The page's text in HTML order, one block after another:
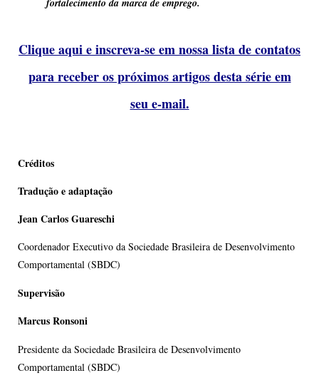
Clique aqui e inscreva-se em nossa lista de contatos
para receber os próximos artigos desta série em
seu e-mail.
Créditos
Tradução e adaptação
Jean Carlos Guareschi
Coordenador Executivo da Sociedade Brasileira de Desenvolvimento
Comportamental (SBDC)
Supervisão
Marcus Ronsoni
Presidente da Sociedade Brasileira de Desenvolvimento
Comportamental (SBDC)